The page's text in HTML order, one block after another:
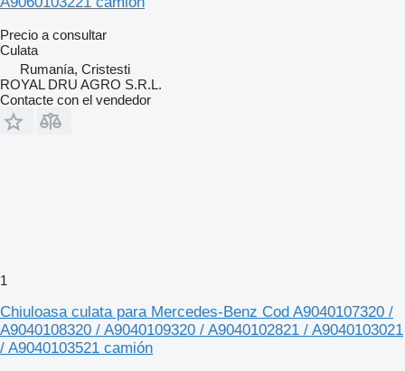
Precio a consultar
Culata
Rumanía, Cristesti
ROYAL DRU AGRO S.R.L.
Contacte con el vendedor
1
Chiuloasa culata para Mercedes-Benz Cod A9040107320 /
A9040108320 / A9040109320 / A9040102821 / A9040103021
/ A9040103521 camión